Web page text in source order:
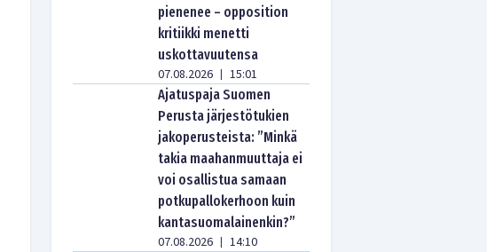
pienenee – opposition
kritiikki menetti
uskottavuutensa
07.08.2026 | 15:01
Ajatuspaja Suomen
Perusta järjestötukien
jakoperusteista: ”Minkä
takia maahanmuuttaja ei
voi osallistua samaan
potkupallokerhoon kuin
kantasuomalainenkin?”
07.08.2026 | 14:10